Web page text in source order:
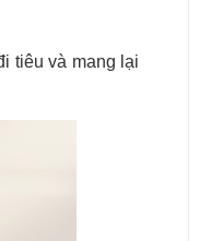
tiêu và mang lại